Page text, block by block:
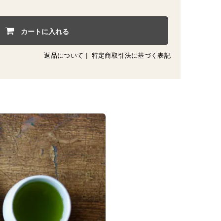
カートに入れる
返品について | 特定商取引法に基づく表記